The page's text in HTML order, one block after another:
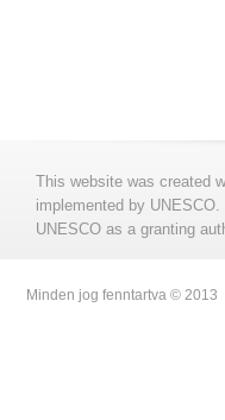
This website was created
implemented by
UNESCO as a granting
Minden jog fenntartva © 2013